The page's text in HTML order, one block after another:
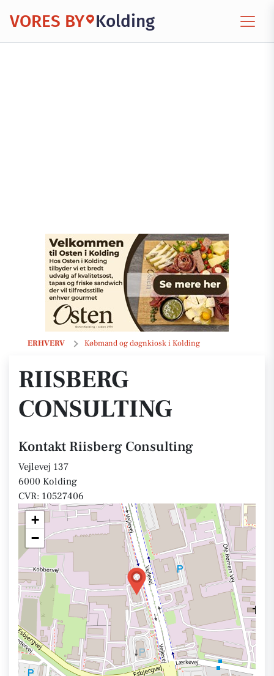
VORES BY Kolding
ERHVERV Købmand og døgnkiosk i Kolding
Riisberg Consulting
RIISBERG
CONSULTING
Kontakt Riisberg Consulting
Vejlevej 137
6000 Kolding
CVR: 10527406
+
−